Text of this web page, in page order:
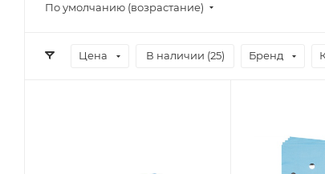
По умолчанию (возрастание)
Цена В наличии (25) Бренд